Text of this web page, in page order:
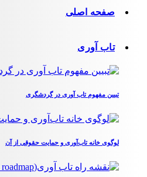
صفحه اصلی
تاب آوری
تبیین مفهوم تاب آوری در گردشگری
لوگوی خانه تاب‌آوری و حمایت حقوقی از آن